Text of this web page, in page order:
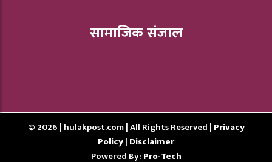
सामाजिक संजाल
© 2026 | hulakpost.com | All Rights Reserved | Privacy
Policy| Disclaimer
Powered By: Pro-Tech